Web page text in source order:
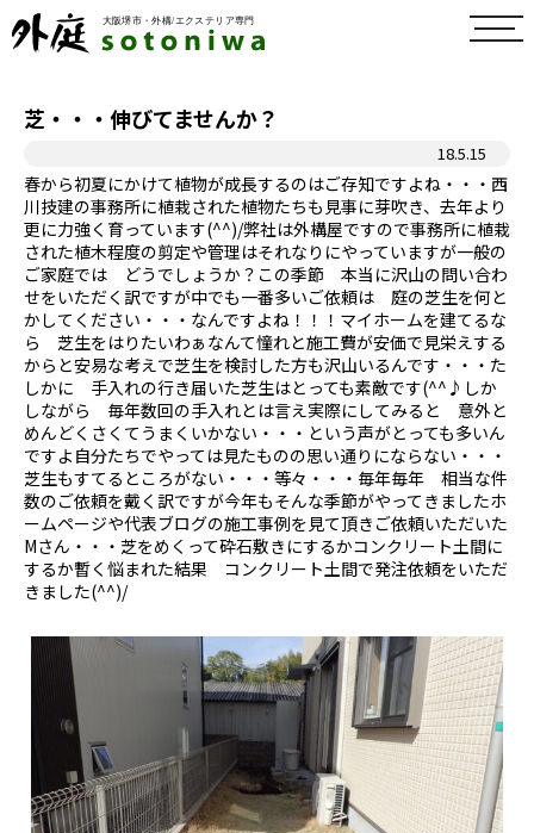
toggle
芝・・・伸びてませんか？
18.5.15
春から初夏にかけて植物が成長するのはご存知ですよね・・・西
川技建の事務所に植栽された植物たちも見事に芽吹き、去年より
更に力強く育っています(^^)/弊社は外構屋ですので事務所に植栽
された植木程度の剪定や管理はそれなりにやっていますが一般の
ご家庭では どうでしょうか？この季節 本当に沢山の問い合わ
せをいただく訳ですが中でも一番多いご依頼は 庭の芝生を何と
かしてください・・・なんですよね！！！マイホームを建てるな
ら 芝生をはりたいわぁなんて憧れと施工費が安価で見栄えする
からと安易な考えで芝生を検討した方も沢山いるんです・・・た
しかに 手入れの行き届いた芝生はとっても素敵です(^^♪しか
しながら 毎年数回の手入れとは言え実際にしてみると 意外と
めんどくさくてうまくいかない・・・という声がとっても多いん
ですよ自分たちでやっては見たものの思い通りにならない・・・
芝生もすてるところがない・・・等々・・・毎年毎年 相当な件
数のご依頼を戴く訳ですが今年もそんな季節がやってきましたホ
ームページや代表ブログの施工事例を見て頂きご依頼いただいた
Mさん・・・芝をめくって砕石敷きにするかコンクリート土間に
するか暫く悩まれた結果 コンクリート土間で発注依頼をいただ
きました(^^)/